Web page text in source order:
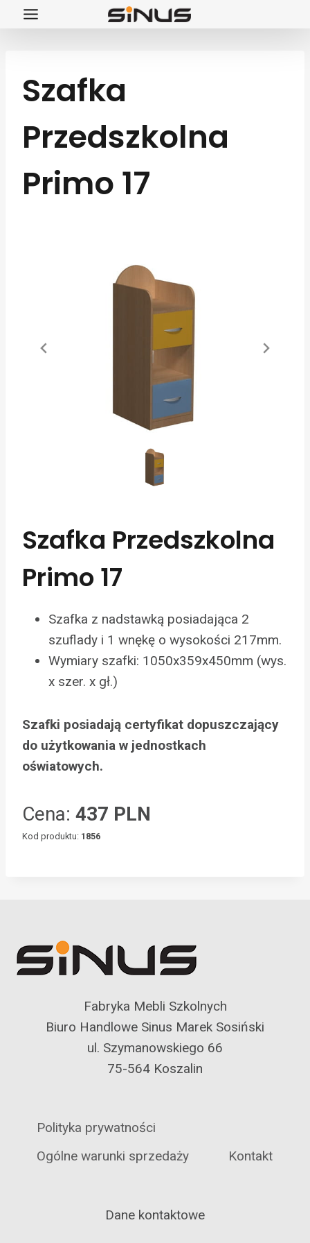
Przejdź
Szafka
Przedszkolna
Primo 17
Szafka Przedszkolna
Primo 17
Szafka z nadstawką posiadająca 2
szuflady i 1 wnękę o wysokości 217mm.
Wymiary szafki: 1050x359x450mm (wys.
x szer. x gł.)
Szafki posiadają certyfikat dopuszczający
do użytkowania w jednostkach
oświatowych.
Cena: 437 PLN
Kod produktu: 1856
Fabryka Mebli Szkolnych
Biuro Handlowe Sinus Marek Sosiński
ul. Szymanowskiego 66
75-564 Koszalin
Polityka prywatności
Ogólne warunki sprzedaży
Kontakt
Dane kontaktowe